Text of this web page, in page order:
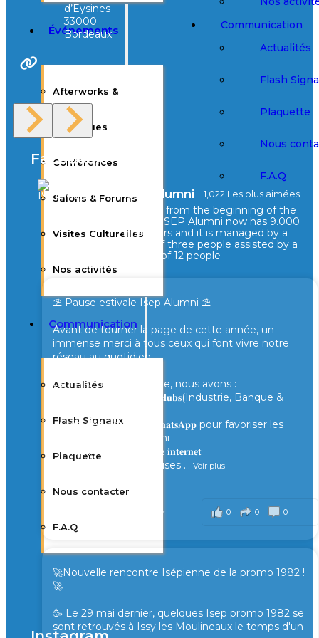
Événements
Afterworks &
Barbecues
Conférences
Salons & Forums
Visites Culturelles
Nos activités
Communication
Actualités
Flash Signaux
Plaquette
Nous contacter
F.A.Q
Communication
Actualités
Flash
Plaquette
Nous
F.A.Q
d’Eysines
33000
Bordeaux
Facebook
ISEPAlumni 1,022 Les plus aimées
Created from the beginning of the
school, ISEP Alumni now has 9.000
members and it is managed by a
board of three people assisted by a
council of 12 people
⛱️ Pause estivale Isep Alumni ⛱️
Avant de tourner la page de cette année, un
immense merci à tous ceux qui font vivre notre
réseau au quotidien.
Cette année, ensemble, nous avons :
- Lancé de nouveaux 𝐜𝐥𝐮𝐛𝐬(Industrie, Banque &
- Créé des groupes 𝐖𝐡𝐚𝐭𝐬𝐀𝐩𝐩 pour favoriser les
échanges entre Alumni
- Fait évoluer notre 𝐬𝐢𝐭𝐞 𝐢𝐧𝐭𝐞𝐫𝐧𝐞𝐭
- Partagé de nombreuses ... Voir plus
0 0 0
Partager
🚀Nouvelle rencontre Isépienne de la promo 1982 !
🚀
🥳 Le 29 mai dernier, quelques Isep promo 1982 se
sont retrouvés à Issy les Moulineaux le temps d'un